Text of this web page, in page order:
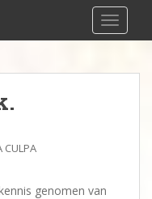
CULPA
genomen van